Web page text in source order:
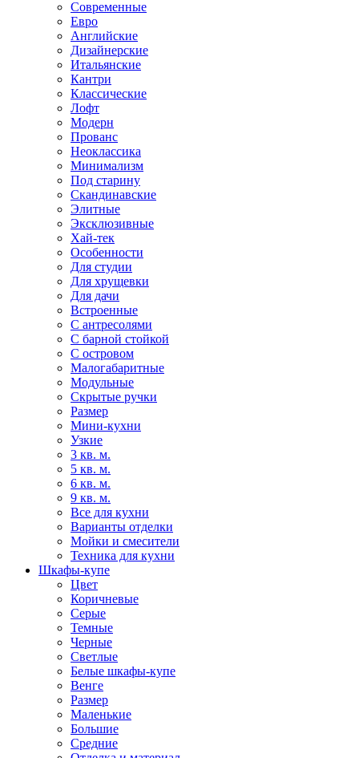
Современные
Евро
Английские
Дизайнерские
Итальянские
Кантри
Классические
Лофт
Модерн
Прованс
Неоклассика
Минимализм
Под старину
Скандинавские
Элитные
Эксклюзивные
Хай-тек
Особенности
Для студии
Для хрущевки
Для дачи
Встроенные
С антресолями
С барной стойкой
С островом
Малогабаритные
Модульные
Скрытые ручки
Размер
Мини-кухни
Узкие
3 кв. м.
5 кв. м.
6 кв. м.
9 кв. м.
Все для кухни
Варианты отделки
Мойки и смесители
Техника для кухни
Шкафы-купе
Цвет
Коричневые
Серые
Темные
Черные
Светлые
Белые шкафы-купе
Венге
Размер
Маленькие
Большие
Средние